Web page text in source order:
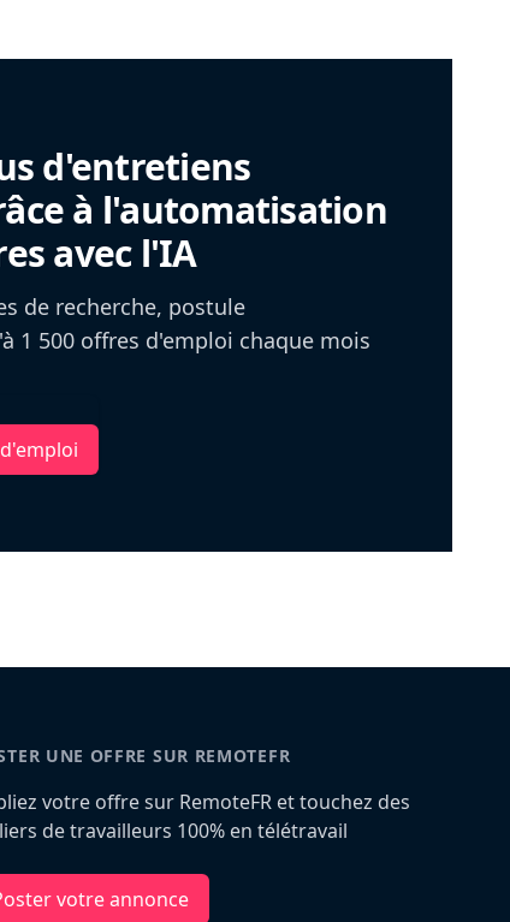
d'entretiens
à l'automatisation
avec l'IA
de recherche, postule
1 500 offres d'emploi chaque mois
UNE OFFRE SUR REMOTEFR
votre offre sur RemoteFR et touchez des
de travailleurs 100% en télétravail
votre annonce